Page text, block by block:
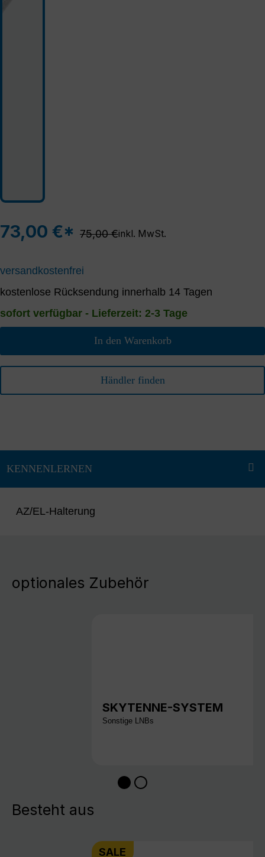
73,00 €* Regulärer Preis:
75,00 €inkl. MwSt.
versandkostenfrei
kostenlose Rücksendung innerhalb 14 Tagen
sofort verfügbar - Lieferzeit: 2-3 Tage
In den Warenkorb
Händler finden
AZ/EL-Halterung
optionales Zubehör
SKYTENNE-SYSTEM
Sonstige LNBs
Besteht aus
SALE